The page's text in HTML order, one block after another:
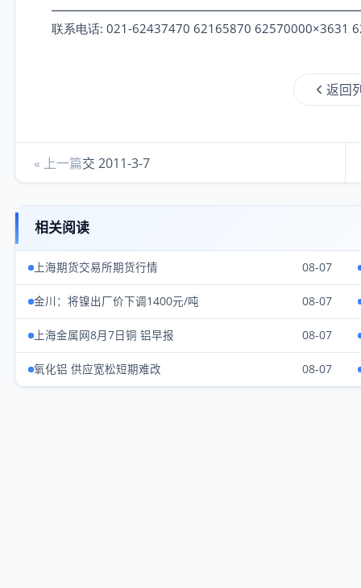
联系电话: 021-62437470 62165870 62570000×3631
返回
« 上一篇交 2011-3-7
相关阅读
上海期货交易所期货行情 08-07
金川：将镍出厂价下调1400元/吨 08-07
上海金属网8月7日铜 铝早报 08-07
氧化铝 供应宽松短期难改 08-07